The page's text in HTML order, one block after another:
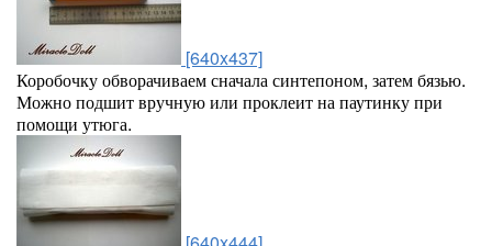
[640x437]
Коробочку обворачиваем сначала синтепоном, затем бязью.
Можно подшит вручную или проклеит на паутинку при
помощи утюга.